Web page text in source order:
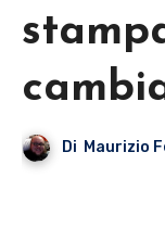
Di Maurizio